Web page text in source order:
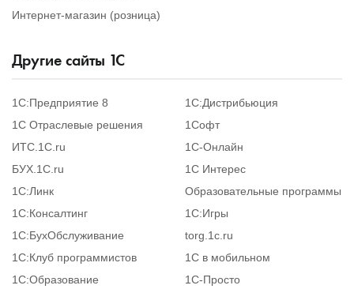
Интернет-магазин (розница)
Другие сайты 1С
1С:Предприятие 8
1С Отраслевые решения
ИТС.1C.ru
БУХ.1С.ru
1С:Линк
1С:Консалтинг
1С:БухОбслуживание
1С:Клуб программистов
1С:Образование
1С:Дистрибьюция
1Софт
1С-Онлайн
1С Интерес
Образовательные программы
1С:Игры
torg.1c.ru
1С в мобильном
1C-Просто